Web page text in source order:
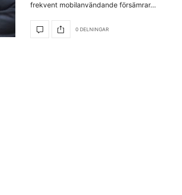
frekvent mobilanvändande försämrar…
0 DELNINGAR